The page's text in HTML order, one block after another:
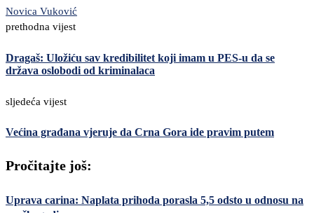
Novica Vuković
prethodna vijest
Dragaš: Uložiću sav kredibilitet koji imam u PES-u da se
država oslobodi od kriminalaca
sljedeća vijest
Većina građana vjeruje da Crna Gora ide pravim putem
Pročitajte još:
Uprava carina: Naplata prihoda porasla 5,5 odsto u odnosu na